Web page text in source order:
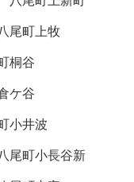
尾町上牧
桐谷
ケ谷
小井波
尾町小長谷新